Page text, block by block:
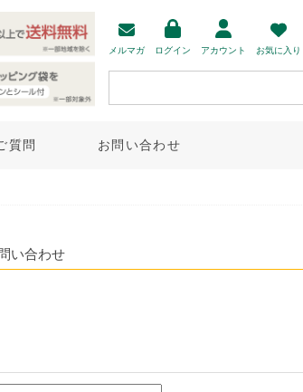
メルマガ ログイン アカウント お気に入り
質問 お問い合わせ
い合わせ